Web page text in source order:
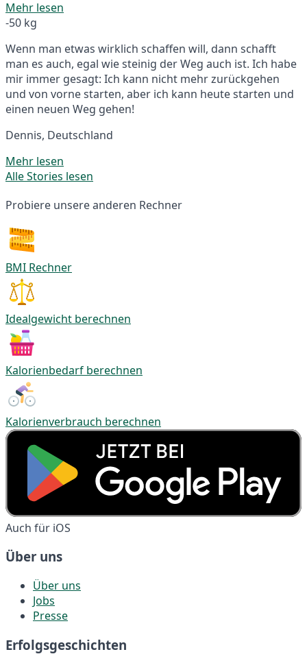
Mehr lesen
-50 kg
Wenn man etwas wirklich schaffen will, dann schafft
man es auch, egal wie steinig der Weg auch ist. Ich habe
mir immer gesagt: Ich kann nicht mehr zurückgehen
und von vorne starten, aber ich kann heute starten und
einen neuen Weg gehen!
Dennis, Deutschland
Mehr lesen
Alle Stories lesen
Probiere unsere anderen Rechner
BMI Rechner
Idealgewicht berechnen
Kalorienbedarf berechnen
Kalorienverbrauch berechnen
Auch für iOS
Über uns
Über uns
Jobs
Presse
Erfolgsgeschichten